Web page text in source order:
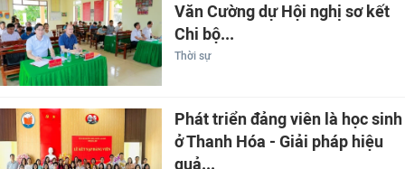
Văn Cường dự Hội nghị sơ kết
Chi bộ...
Thời sự
Phát triển đảng viên là học sinh
ở Thanh Hóa - Giải pháp hiệu
quả...